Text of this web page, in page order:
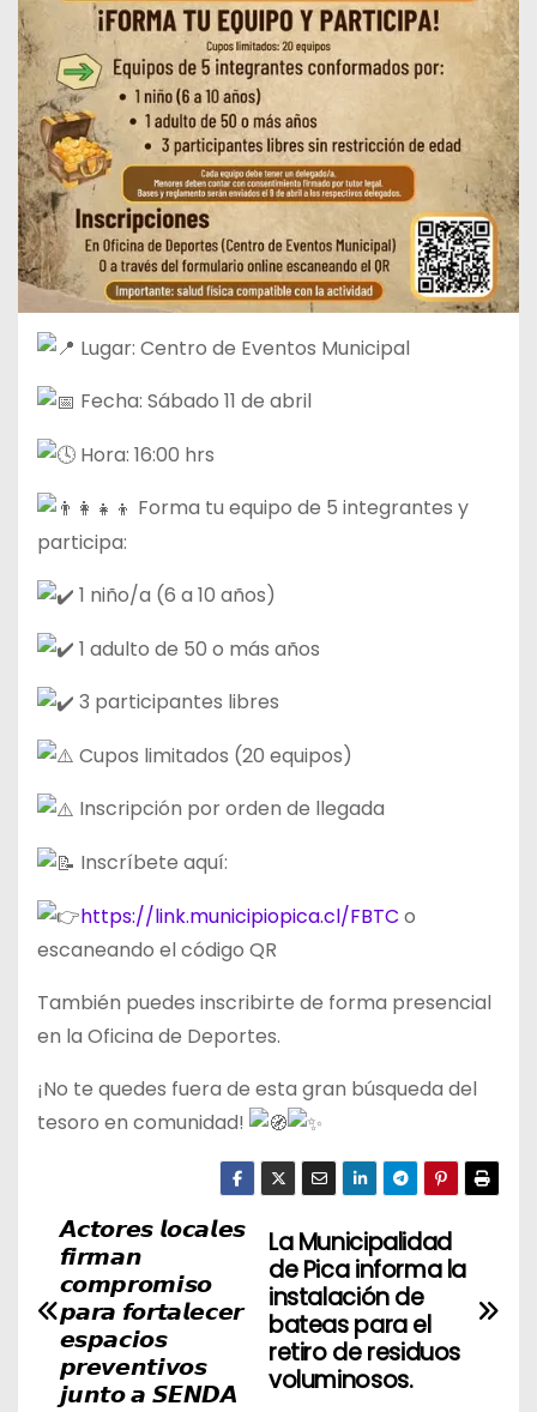
Lugar: Centro de Eventos Municipal
Fecha: Sábado 11 de abril
Hora: 16:00 hrs
Forma tu equipo de 5 integrantes y
participa:
1 niño/a (6 a 10 años)
1 adulto de 50 o más años
3 participantes libres
Cupos limitados (20 equipos)
Inscripción por orden de llegada
Inscríbete aquí:
https://link.municipiopica.cl/FBTC o
escaneando el código QR
También puedes inscribirte de forma presencial
en la Oficina de Deportes.
¡No te quedes fuera de esta gran búsqueda del
tesoro en comunidad!
N
a
La Municipalidad
de Pica informa la
instalación de
bateas para el
retiro de residuos
voluminosos.
𝘼𝙘𝙩𝙤𝙧𝙚𝙨 𝙡𝙤𝙘𝙖𝙡𝙚𝙨
𝙛𝙞𝙧𝙢𝙖𝙣
𝙘𝙤𝙢𝙥𝙧𝙤𝙢𝙞𝙨𝙤
𝙥𝙖𝙧𝙖 𝙛𝙤𝙧𝙩𝙖𝙡𝙚𝙘𝙚𝙧
𝙚𝙨𝙥𝙖𝙘𝙞𝙤𝙨
𝙥𝙧𝙚𝙫𝙚𝙣𝙩𝙞𝙫𝙤𝙨
𝙟𝙪𝙣𝙩𝙤 𝙖 𝙎𝙀𝙉𝘿𝘼